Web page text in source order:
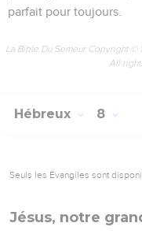
parfait pour toujours.
La Bible Du Semeur Copyright ©
All
Hébreux 8
Seuls les Évangiles sont
Jésus, notre